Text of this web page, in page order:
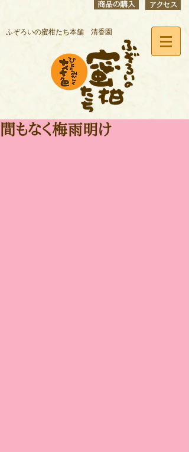
ふぞろいの蜜柑たち本舗 清香園
アクセス
商品の購入
間もなく梅雨明け